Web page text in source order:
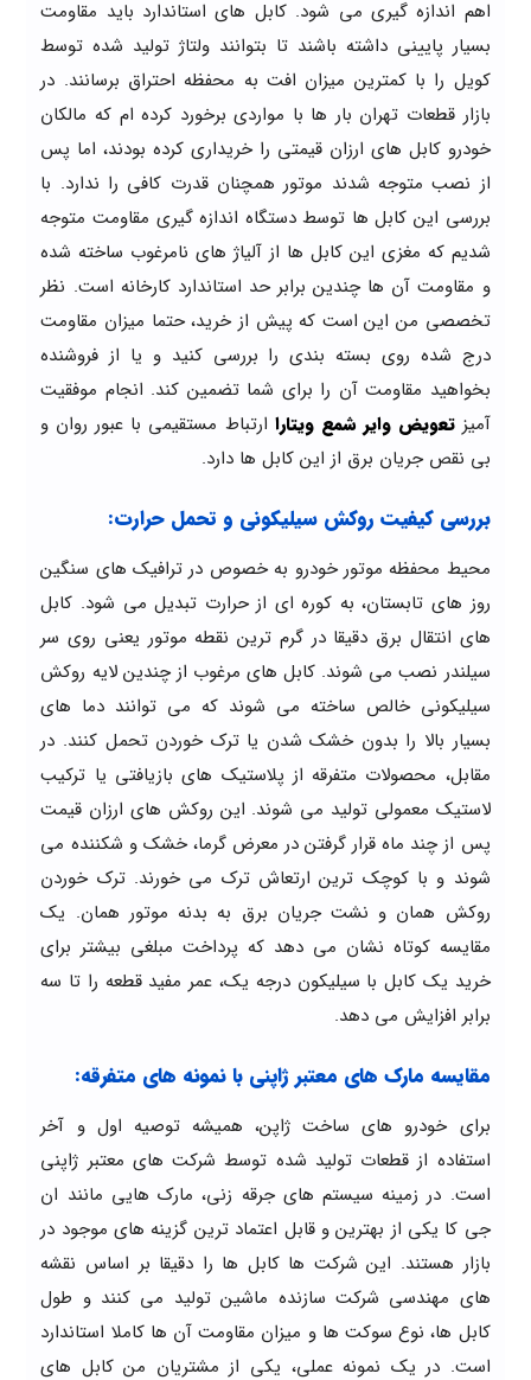
اهم اندازه گیری می شود. کابل های استاندارد باید مقاومت
بسیار پایینی داشته باشند تا بتوانند ولتاژ تولید شده توسط
کویل را با کمترین میزان افت به محفظه احتراق برسانند. در
بازار قطعات تهران بار ها با مواردی برخورد کرده ام که مالکان
خودرو کابل های ارزان قیمتی را خریداری کرده بودند، اما پس
از نصب متوجه شدند موتور همچنان قدرت کافی را ندارد. با
بررسی این کابل ها توسط دستگاه اندازه گیری مقاومت متوجه
شدیم که مغزی این کابل ها از آلیاژ های نامرغوب ساخته شده
و مقاومت آن ها چندین برابر حد استاندارد کارخانه است. نظر
تخصصی من این است که پیش از خرید، حتما میزان مقاومت
درج شده روی بسته بندی را بررسی کنید و یا از فروشنده
بخواهید مقاومت آن را برای شما تضمین کند. انجام موفقیت
آمیزتعویض وایر شمع ویتارا ارتباط مستقیمی با عبور روان و
بی نقص جریان برق از این کابل ها دارد.
بررسی کیفیت روکش سیلیکونی و تحمل حرارت:
محیط محفظه موتور خودرو به خصوص در ترافیک های سنگین
روز های تابستان، به کوره ای از حرارت تبدیل می شود. کابل
های انتقال برق دقیقا در گرم ترین نقطه موتور یعنی روی سر
سیلندر نصب می شوند. کابل های مرغوب از چندین لایه روکش
سیلیکونی خالص ساخته می شوند که می توانند دما های
بسیار بالا را بدون خشک شدن یا ترک خوردن تحمل کنند. در
مقابل، محصولات متفرقه از پلاستیک های بازیافتی یا ترکیب
لاستیک معمولی تولید می شوند. این روکش های ارزان قیمت
پس از چند ماه قرار گرفتن در معرض گرما، خشک و شکننده می
شوند و با کوچک ترین ارتعاش ترک می خورند. ترک خوردن
روکش همان و نشت جریان برق به بدنه موتور همان. یک
مقایسه کوتاه نشان می دهد که پرداخت مبلغی بیشتر برای
خرید یک کابل با سیلیکون درجه یک، عمر مفید قطعه را تا سه
برابر افزایش می دهد.
مقایسه مارک های معتبر ژاپنی با نمونه های متفرقه:
برای خودرو های ساخت ژاپن، همیشه توصیه اول و آخر
استفاده از قطعات تولید شده توسط شرکت های معتبر ژاپنی
است. در زمینه سیستم های جرقه زنی، مارک هایی مانند ان
جی کا یکی از بهترین و قابل اعتماد ترین گزینه های موجود در
بازار هستند. این شرکت ها کابل ها را دقیقا بر اساس نقشه
های مهندسی شرکت سازنده ماشین تولید می کنند و طول
کابل ها، نوع سوکت ها و میزان مقاومت آن ها کاملا استاندارد
است. در یک نمونه عملی، یکی از مشتریان من کابل های